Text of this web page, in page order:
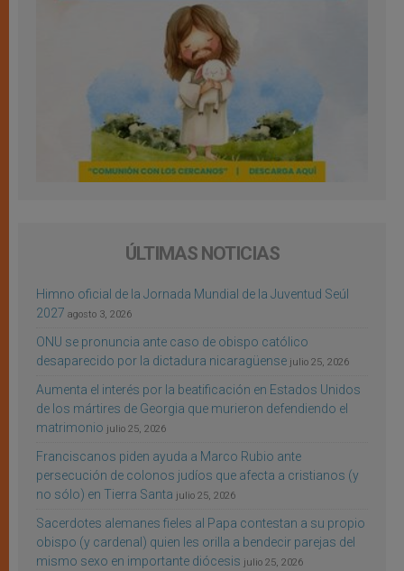
ÚLTIMAS NOTICIAS
Himno oficial de la Jornada Mundial de la Juventud Seúl
2027 agosto 3, 2026
ONU se pronuncia ante caso de obispo católico
desaparecido por la dictadura nicaragüense julio 25, 2026
Aumenta el interés por la beatificación en Estados Unidos
de los mártires de Georgia que murieron defendiendo el
matrimonio julio 25, 2026
Franciscanos piden ayuda a Marco Rubio ante
persecución de colonos judíos que afecta a cristianos (y
no sólo) en Tierra Santa julio 25, 2026
Sacerdotes alemanes fieles al Papa contestan a su propio
obispo (y cardenal) quien les orilla a bendecir parejas del
mismo sexo en importante diócesis julio 25, 2026